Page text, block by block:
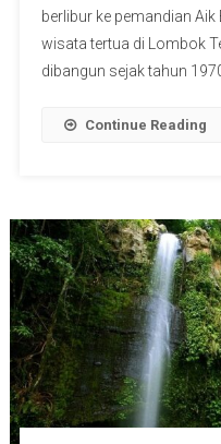
berlibur ke pemandian
wisata tertua di Lombok
dibangun sejak tahun
Continue Reading